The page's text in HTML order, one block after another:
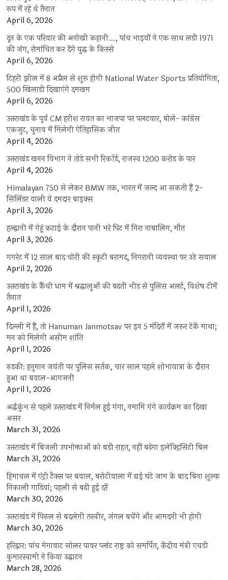
रूप में रहे थे तैनात
April 6, 2026
दून के एक परिवार की अनोखी कहानी…, पांच भाइयों ने एक साथ लड़ी 1971
की जंग, रोमांचित कर देंगे युद्ध के किस्से
April 6, 2026
टिहरी झील में 8 अप्रैल से शुरू होगी National Water Sports प्रतियोगिता,
500 खिलाड़ी दिखाएंगे दमखम
April 6, 2026
उत्तराखंड के पूर्व CM हरीश रावत का भाजपा पर पलटवार, बोले- कांग्रेस
एकजुट, चुनाव में मिलेगी ऐतिहासिक जीत
April 4, 2026
उत्तराखंड खनन विभाग ने तोड़े सभी रिकॉर्ड, राजस्व 1200 करोड़ के पार
April 4, 2026
Himalayan 750 से लेकर BMW तक, भारत में जल्द आ सकती हैं 2-
सिलिंडर वाली ये दमदार बाइक्स
April 3, 2026
हल्द्वानी में गेहूं कटाई के दौरान पानी भरे पिट में गिरा नाबालिग, मौत
April 3, 2026
गगरेट में 12 साल बाद चोरी की स्कूटी बरामद, निगरानी व्यवस्था पर उठे सवाल
April 2, 2026
उत्तराखंड के कैंची धाम में श्रद्धालुओं की बढ़ती भीड़ से पुलिस अलर्ट, विशेष टीमें
तैनात
April 1, 2026
दिल्ली में हैं, तो Hanuman Janmotsav पर इन 5 मंदिरों में जरूर टेकें माथा;
मन को मिलेगी असीम शांति
April 1, 2026
रुड़की: हनुमान जयंती पर पुलिस सर्तक, चार साल पहले शोभायात्रा के दौरान
हुआ था बवाल-आगजनी
April 1, 2026
अर्द्धकुंभ से पहले उत्तराखंड में निर्मल हुई गंगा, नमामि गंगे कार्यक्रम का दिखा
असर
March 31, 2026
उत्तराखंड में बिजली उपभोक्ताओं को बड़ी राहत, नहीं बढ़ेगा इलेक्ट्रिसिटी बिल
March 31, 2026
हिमाचल में एंट्री टैक्स पर बवाल, बरोटीवाला में ढाई घंटे जाम के बाद बिना शुल्क
निकाली गाड़ियां; पहली से बढ़ी हुई दरें
March 30, 2026
उत्तराखंड में पिरुल से बदलेगी तस्वीर, जंगल बचेंगे और आमदनी भी होगी
March 30, 2026
हरिद्वार: पांच मेगावाट सोलर पावर प्लांट राष्ट्र को समर्पित, केंद्रीय मंत्री एचडी
कुमारस्वामी ने किया उद्घाटन
March 28, 2026